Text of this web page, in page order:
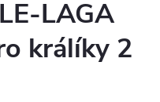
LAGA
králíky 2